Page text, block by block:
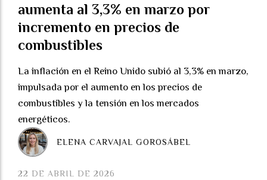
aumenta al 3,3% en marzo por
incremento en precios de
combustibles
La inflación en el Reino Unido subió al 3,3% en marzo,
impulsada por el aumento en los precios de
combustibles y la tensión en los mercados
energéticos.
22 DE ABRIL DE 2026
ELENA CARVAJAL GOROSÁBEL